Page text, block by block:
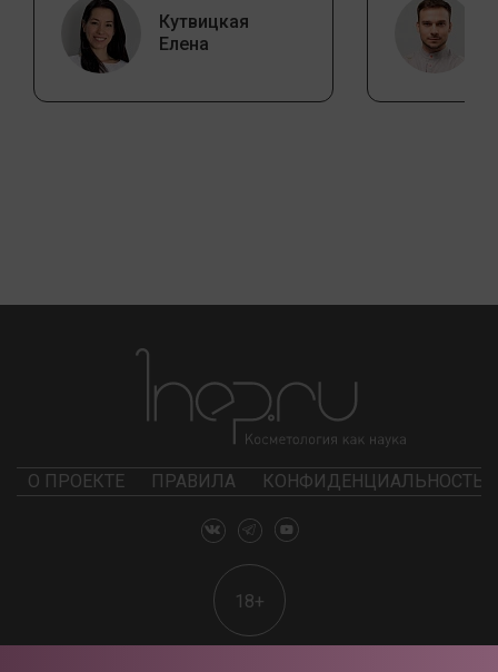
Кутвицкая
Елена
О ПРОЕКТЕ ПРАВИЛА КОНФИДЕНЦИАЛЬНОСТЬ
18+